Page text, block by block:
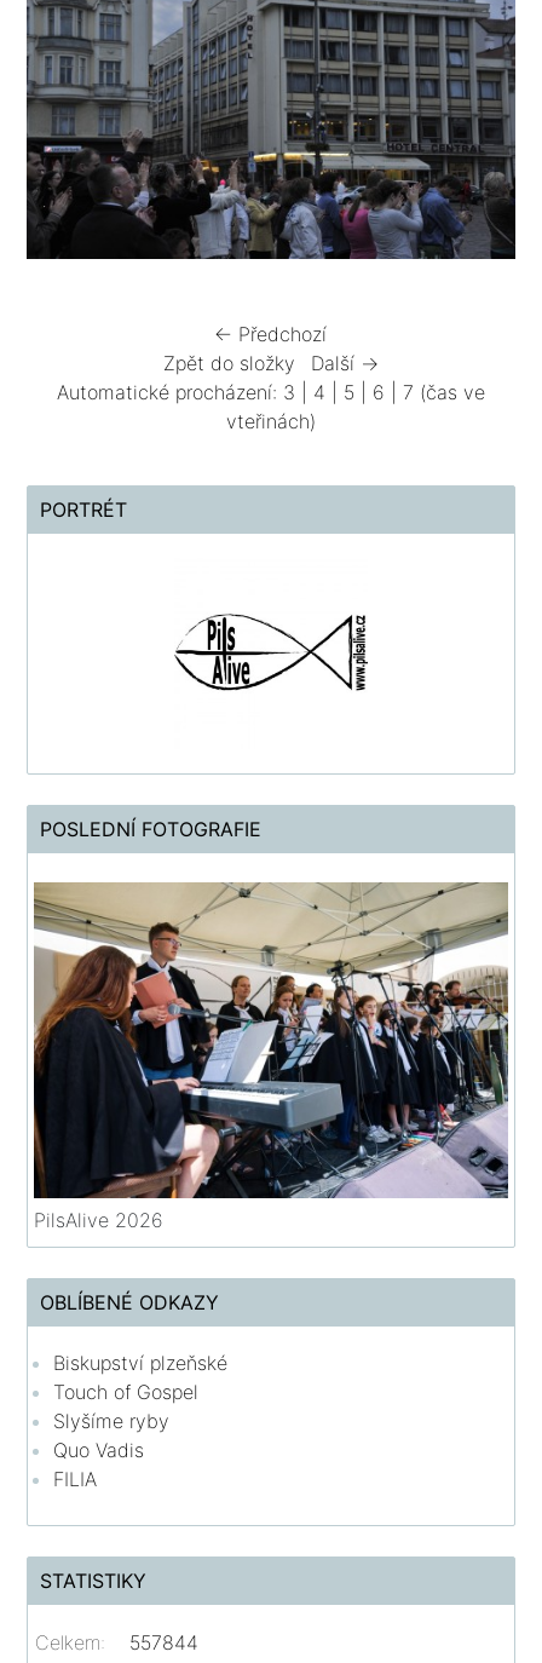
← Předchozí
Zpět do složky
Další →
Automatické procházení: 3 4 5 6 7 (čas ve
vteřinách)
PORTRÉT
POSLEDNÍ FOTOGRAFIE
PilsAlive 2026
OBLÍBENÉ ODKAZY
Biskupství plzeňské
Touch of Gospel
Slyšíme ryby
Quo Vadis
FILIA
STATISTIKY
Celkem:
557844